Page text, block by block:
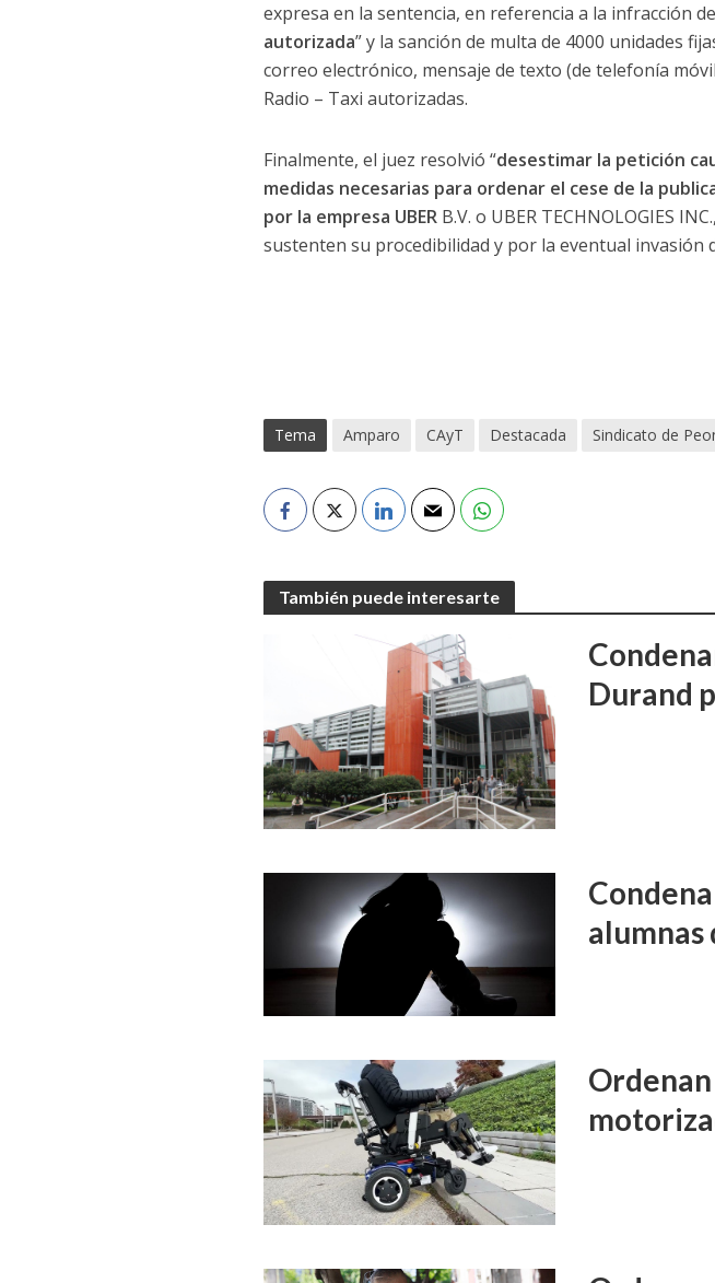
expresa en la sentencia, en referencia a la infracción
autorizada” y la sanción de multa de 4000 unidades
correo electrónico, mensaje de texto (de telefonía
Radio – Taxi autorizadas.
Finalmente, el juez resolvió “desestimar la petición
medidas necesarias para ordenar el cese de la
por la empresa UBERB.V. o UBER TECHNOLOGIES
sustenten su procedibilidad y por la eventual invasión
Tema Amparo CAyT Destacada Sindicato de
También puede interesarte
Durand
alumnas